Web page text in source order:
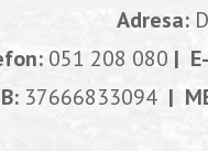
Adresa:
051 208 080 |
37666833094|